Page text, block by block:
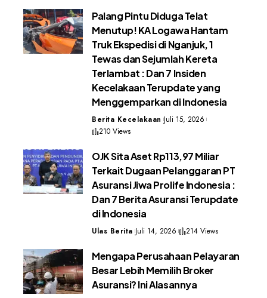
Palang Pintu Diduga Telat
Menutup! KA Logawa Hantam
Truk Ekspedisi di Nganjuk, 1
Tewas dan Sejumlah Kereta
Terlambat : Dan 7 Insiden
Kecelakaan Terupdate yang
Menggemparkan di Indonesia
Berita Kecelakaan Juli 15, 2026
210 Views
OJK Sita Aset Rp113,97 Miliar
Terkait Dugaan Pelanggaran PT
Asuransi Jiwa Prolife Indonesia :
Dan 7 Berita Asuransi Terupdate
di Indonesia
Ulas Berita Juli 14, 2026 214 Views
Mengapa Perusahaan Pelayaran
Besar Lebih Memilih Broker
Asuransi? Ini Alasannya